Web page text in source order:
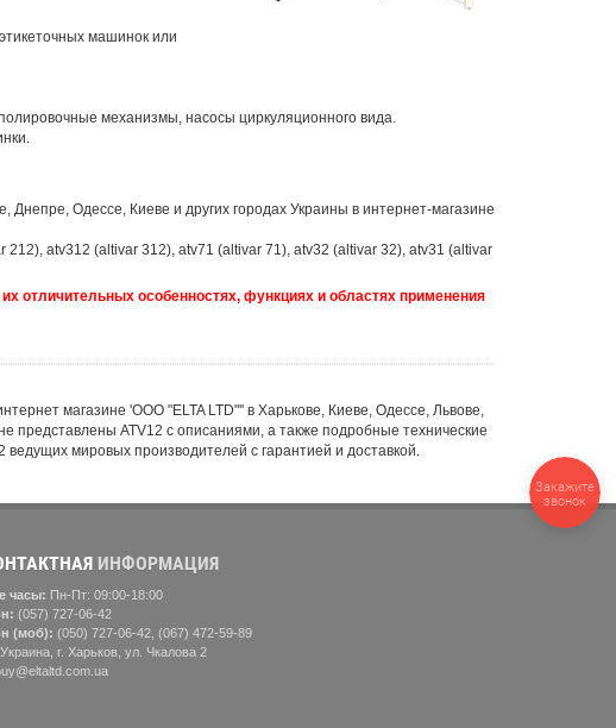
машинок или
механизмы, насосы циркуляционного вида.
Днепре, Одессе, Киеве и других городах Украины в интернет-магазине
212), atv312 (altivar 312), atv71 (altivar 71), atv32 (altivar 32), atv31 (altivar
отличительных особенностях, функциях и областях применения
магазине 'ООО "ELTA LTD"'' в Харькове, Киеве, Одессе, Львове,
ATV12 с описаниями, а также подробные технические
мировых производителей с гарантией и доставкой.
ИНФОРМАЦИЯ
часы: Пн-Пт: 09:00-18:00
(057) ‎727-06-42
(моб): (050) 727-06-42, (067) 472-59-89
Украина, г. Харьков, ул. Чкалова 2
Закажите
звонок